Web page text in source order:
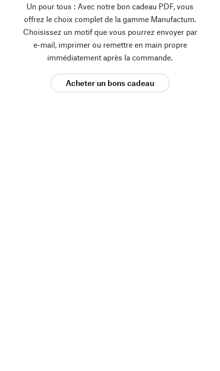
Un pour tous : Avec notre bon cadeau PDF, vous
offrez le choix complet de la gamme Manufactum.
Choisissez un motif que vous pourrez envoyer par
e-mail, imprimer ou remettre en main propre
immédiatement après la commande.
Acheter un bons cadeau